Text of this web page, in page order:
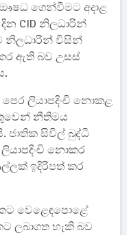
ගෙන්වීමට අදාළ
CID නිලධාරින්
නිලධාරින් විසින්
කර ඇති බව උසස්
ලියාපදිංචි නොකළ
නීතිමය
ජාතික සිවිල් බුද්ධි
නොකර
ඉදිරිපත් කර
වෙළෙඳපොළේ
ලබාගත හැකි බව